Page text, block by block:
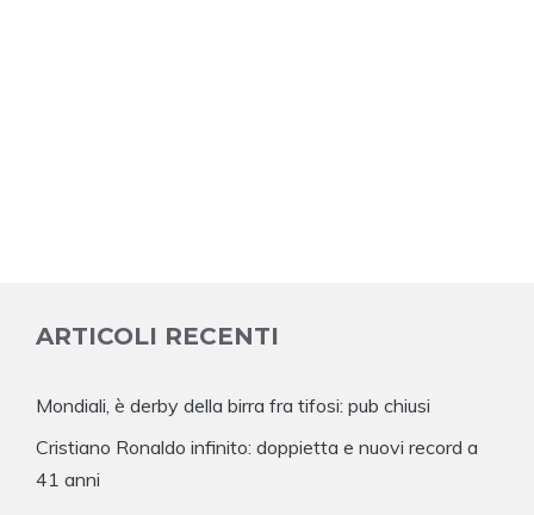
ARTICOLI RECENTI
Mondiali, è derby della birra fra tifosi: pub chiusi
Cristiano Ronaldo infinito: doppietta e nuovi record a
41 anni